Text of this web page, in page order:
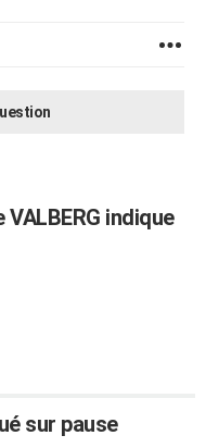
indique
sur pause